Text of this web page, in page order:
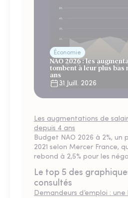
Économie
NAO 2026 : les
tombent à leur plus bas
ans
31 Juill. 2026
Les augmentations de
depuis 4 ans
Budget NAO 2026 à 2%, un
2021 selon Mercer France,
rebond à 2,5% pour les
Le top 5 des
consultés
Demandeurs d’emploi :